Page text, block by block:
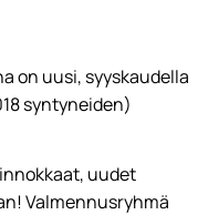
on uusi, syyskaudella
syntyneiden)
uudet
Valmennusryhmä